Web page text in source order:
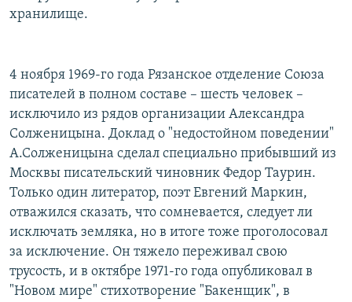
Все сайты РСЕ/РС
хранилище.
4 ноября 1969-го года Рязанское отделение Союза
писателей в полном составе – шесть человек –
исключило из рядов организации Александра
Солженицына. Доклад о "недостойном поведении"
А.Солженицына сделал специально прибывший из
Москвы писательский чиновник Федор Таурин.
Только один литератор, поэт Евгений Маркин,
отважился сказать, что сомневается, следует ли
исключать земляка, но в итоге тоже проголосовал
за исключение. Он тяжело переживал свою
трусость, и в октябре 1971-го года опубликовал в
"Новом мире" стихотворение "Бакенщик", в